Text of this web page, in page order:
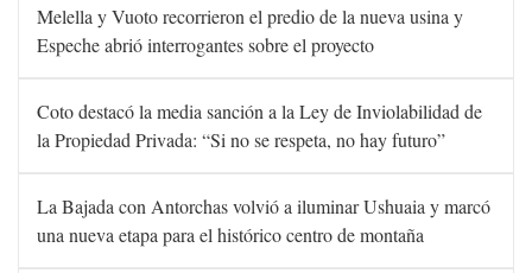
Melella y Vuoto recorrieron el predio de la nueva usina y
Espeche abrió interrogantes sobre el proyecto
Coto destacó la media sanción a la Ley de Inviolabilidad de
la Propiedad Privada: “Si no se respeta, no hay futuro”
La Bajada con Antorchas volvió a iluminar Ushuaia y marcó
una nueva etapa para el histórico centro de montaña